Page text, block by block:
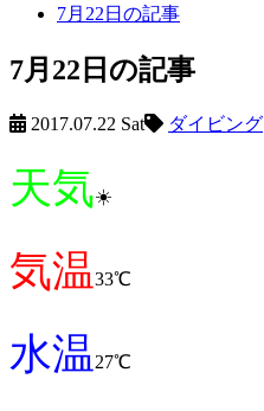
7月22日の記事
7月22日の記事
2017.07.22 Sat ダイビング
天気☀️
気温33℃
水温 27℃